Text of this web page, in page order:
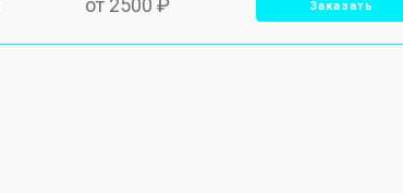
от 2500 ₽ Заказать